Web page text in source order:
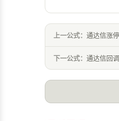
上一公式： 通达信涨
下一公式： 通达信回